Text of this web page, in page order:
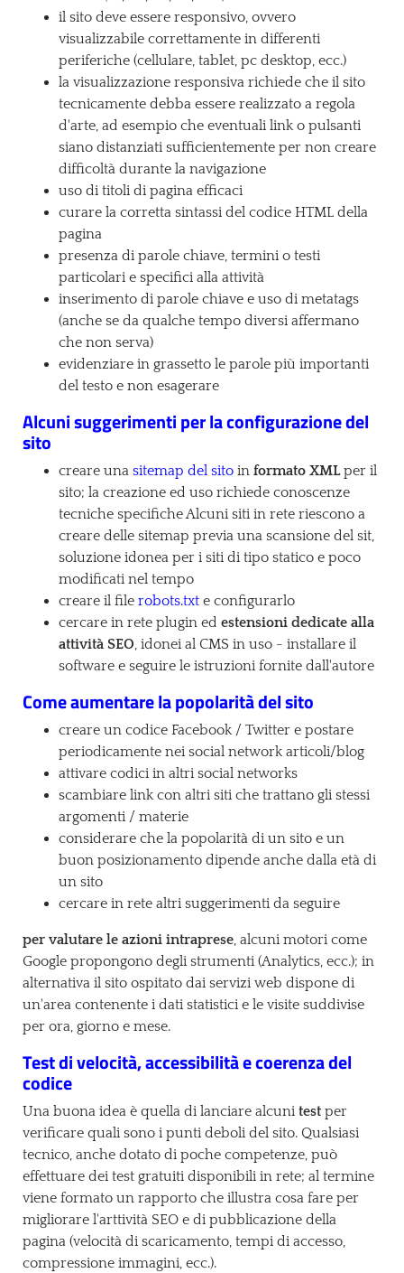
il sito deve essere responsivo, ovvero
visualizzabile correttamente in differenti
periferiche (cellulare, tablet, pc desktop, ecc.)
la visualizzazione responsiva richiede che il sito
tecnicamente debba essere realizzato a regola
d'arte, ad esempio che eventuali link o pulsanti
siano distanziati sufficientemente per non creare
difficoltà durante la navigazione
uso di titoli di pagina efficaci
curare la corretta sintassi del codice HTML della
pagina
presenza di parole chiave, termini o testi
particolari e specifici alla attività
inserimento di parole chiave e uso di metatags
(anche se da qualche tempo diversi affermano
che non serva)
evidenziare in grassetto le parole più importanti
del testo e non esagerare
Alcuni suggerimenti per la configurazione del
sito
creare una sitemap del sitoinformato XMLper il
sito; la creazione ed uso richiede conoscenze
tecniche specifiche Alcuni siti in rete riescono a
creare delle sitemap previa una scansione del sit,
soluzione idonea per i siti di tipo statico e poco
modificati nel tempo
creare il file robots.txte configurarlo
cercare in rete plugin ed estensioni dedicate alla
attività SEO, idonei al CMS in uso - installare il
software e seguire le istruzioni fornite dall'autore
Come aumentare la popolarità del sito
creare un codice Facebook / Twitter e postare
periodicamente nei social network articoli/blog
attivare codici in altri social networks
scambiare link con altri siti che trattano gli stessi
argomenti / materie
considerare che la popolarità di un sito e un
buon posizionamento dipende anche dalla età di
un sito
cercare in rete altri suggerimenti da seguire
per valutare le azioni intraprese, alcuni motori come
Google propongono degli strumenti (Analytics, ecc.); in
alternativa il sito ospitato dai servizi web dispone di
un'area contenente i dati statistici e le visite suddivise
per ora, giorno e mese.
Test di velocità, accessibilità e coerenza del
codice
Una buona idea è quella di lanciare alcuni testper
verificare quali sono i punti deboli del sito. Qualsiasi
tecnico, anche dotato di poche competenze, può
effettuare dei test gratuiti disponibili in rete; al termine
viene formato un rapporto che illustra cosa fare per
migliorare l'arttività SEO e di pubblicazione della
pagina (velocità di scaricamento, tempi di accesso,
compressione immagini, ecc.).